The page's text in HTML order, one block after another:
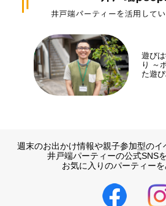
遊び
り ～
た遊
週末のお出かけ情報や親子参加型のイ
井戸端パーティーの公式SNS
お気に入りのパーティー